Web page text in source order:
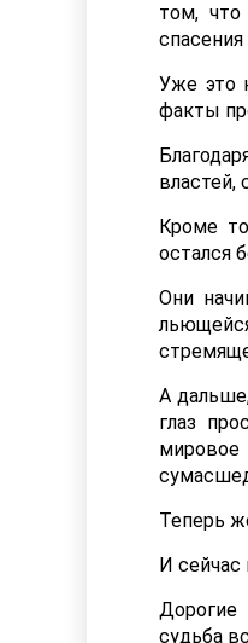
том,
Уже это
факты
властей,
Кроме
остался
Они
А
глаз
Теперь
И сейчас
судьба